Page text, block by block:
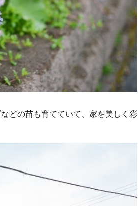
どの苗も育てていて、家を美しく彩